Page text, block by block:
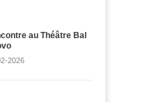
au Théâtre Bal
2026